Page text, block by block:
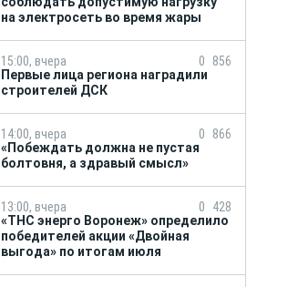
на электросеть во время жары
15:00, вчера 0
856
Первые лица региона наградили
строителей ДСК
14:00, вчера 0
866
«Побеждать должна не пустая
болтовня, а здравый смысл»
13:00, вчера 0
428
«ТНС энерго Воронеж» определило
победителей акции «Двойная
выгода» по итогам июля